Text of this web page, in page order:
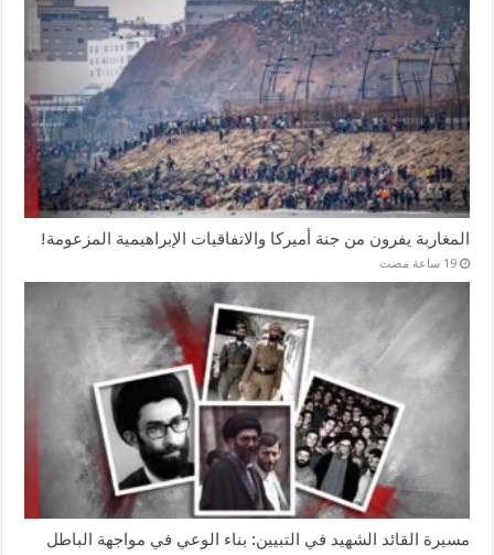
المغاربة يفرون من جنة أميركا والاتفاقيات الإبراهيمية المزعومة!
‏19 ساعة مضت
مسيرة القائد الشهيد في التبيين: بناء الوعي في مواجهة الباطل